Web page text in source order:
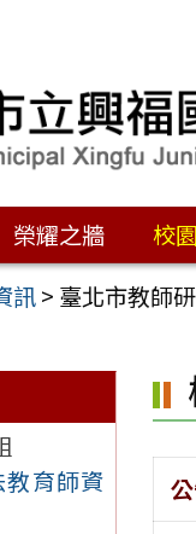
榮耀之牆 校
訊> 臺北市教師
育師資